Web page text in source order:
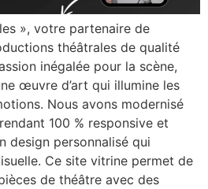
», votre partenaire de
théâtrales de qualité
inégalée pour la scène,
œuvre d’art qui illumine les
Nous avons modernisé
100 % responsive et
design personnalisé qui
Ce site vitrine permet de
de théâtre avec des